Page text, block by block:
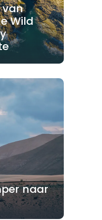
van
Wild
naar